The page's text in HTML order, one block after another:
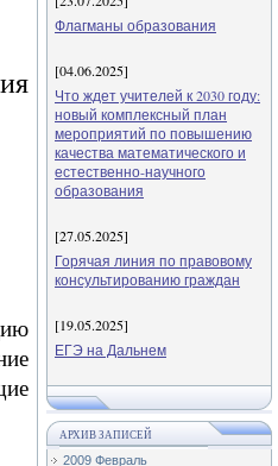
Флагманы образования
[04.06.2025]
Что ждет учителей к 2030 году:
новый комплексный план
мероприятий по повышению
качества математического и
естественно-научного
образования
[27.05.2025]
Горячая линия по правовому
консультированию граждан
[19.05.2025]
ЕГЭ на Дальнем
АРХИВ ЗАПИСЕЙ
2009 Февраль